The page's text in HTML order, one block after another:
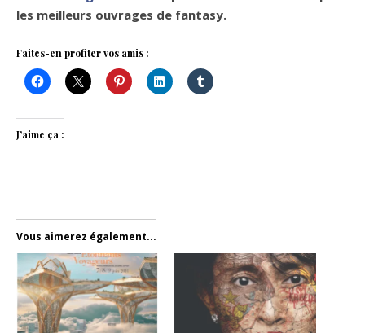
les meilleurs ouvrages de fantasy.
Faites-en profiter vos amis :
J’aime ça :
Vous aimerez également...